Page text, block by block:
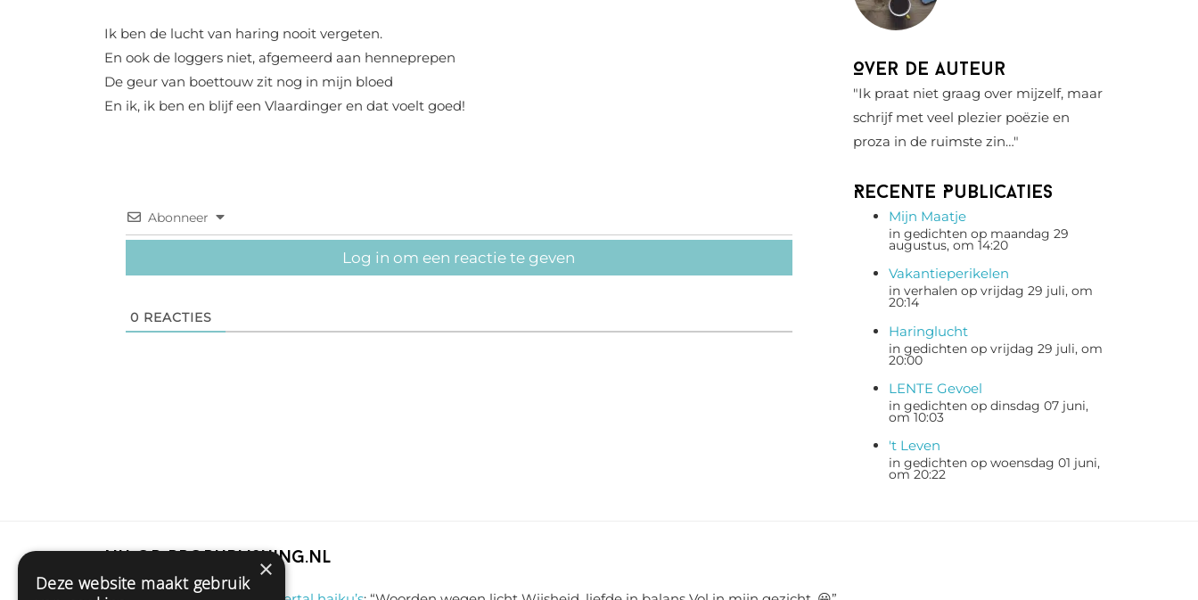
Ik ben de lucht van haring nooit vergeten.
En ook de loggers niet, afgemeerd aan henneprepen
De geur van boettouw zit nog in mijn bloed
En ik, ik ben en blijf een Vlaardinger en dat voelt goed!
Abonneer
Log in om een reactie te geven
0 REACTIES
Over de auteur
"Ik praat niet graag over mijzelf, maar
schrijf met veel plezier poëzie en
proza in de ruimste zin…"
Recente Publicaties
Mijn Maatje
in gedichten op maandag 29
augustus, om 14:20
Vakantieperikelen
in verhalen op vrijdag 29 juli, om
20:14
Haringlucht
in gedichten op vrijdag 29 juli, om
20:00
LENTE Gevoel
in gedichten op dinsdag 07 juni,
om 10:03
't Leven
in gedichten op woensdag 01 juni,
om 20:22
Nu op Propublishing.nl
×
Deze website maakt gebruik